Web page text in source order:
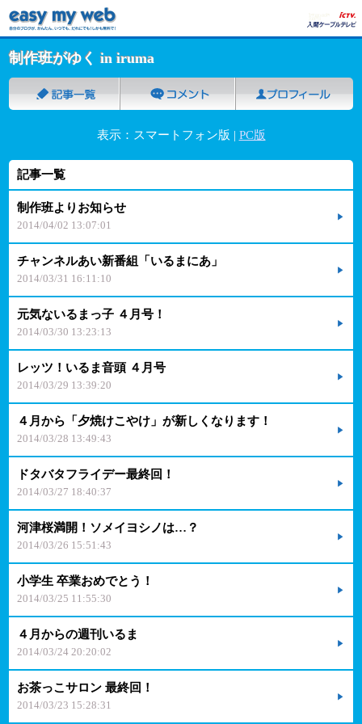
制作班がゆく in iruma
表示：スマートフォン版 | PC版
記事一覧
制作班よりお知らせ
2014/04/02 13:07:01
チャンネルあい新番組「いるまにあ」
2014/03/31 16:11:10
元気ないるまっ子 ４月号！
2014/03/30 13:23:13
レッツ！いるま音頭 ４月号
2014/03/29 13:39:20
４月から「夕焼けこやけ」が新しくなります！
2014/03/28 13:49:43
ドタバタフライデー最終回！
2014/03/27 18:40:37
河津桜満開！ソメイヨシノは…？
2014/03/26 15:51:43
小学生 卒業おめでとう！
2014/03/25 11:55:30
４月からの週刊いるま
2014/03/24 20:20:02
お茶っこサロン 最終回！
2014/03/23 15:28:31